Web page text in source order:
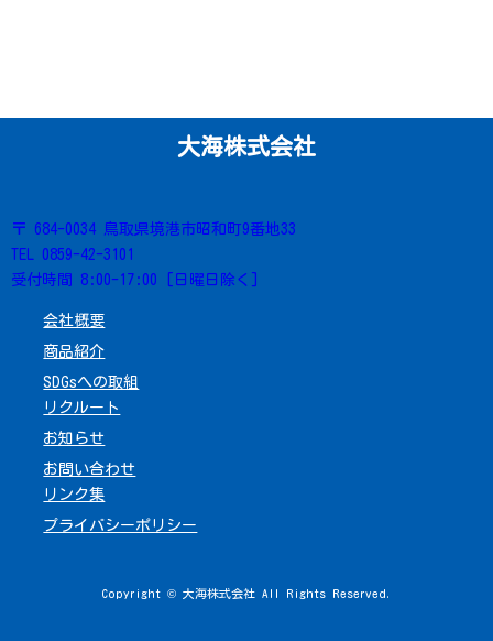
大海株式会社
〒 684-0034 鳥取県境港市昭和町9番地33
TEL 0859-42-3101
受付時間 8:00-17:00 [日曜日除く]
会社概要
商品紹介
SDGsへの取組
リクルート
お知らせ
お問い合わせ
リンク集
プライバシーポリシー
Copyright © 大海株式会社 All Rights Reserved.